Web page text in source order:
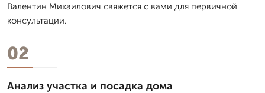
Валентин Михаилович свяжется с вами для первичной
консультации.
02
Анализ участка и посадка дома